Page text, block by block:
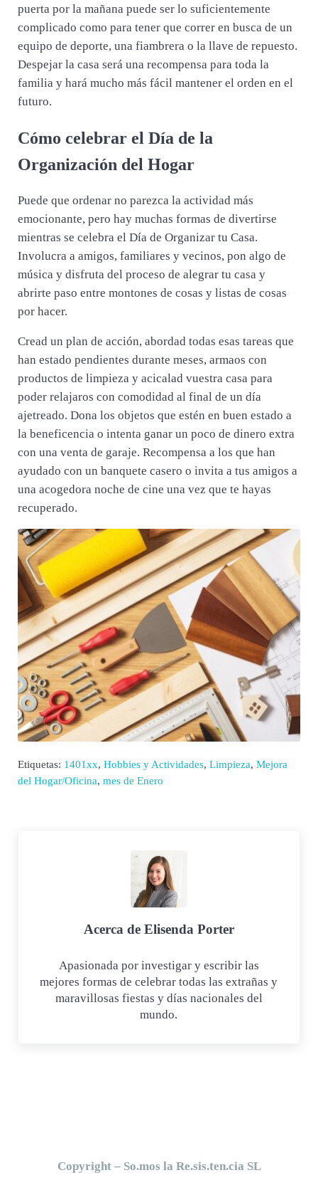
puerta por la mañana puede ser lo suficientemente
complicado como para tener que correr en busca de un
equipo de deporte, una fiambrera o la llave de repuesto.
Despejar la casa será una recompensa para toda la
familia y hará mucho más fácil mantener el orden en el
futuro.
Cómo celebrar el Día de la
Organización del Hogar
Puede que ordenar no parezca la actividad más
emocionante, pero hay muchas formas de divertirse
mientras se celebra el Día de Organizar tu Casa.
Involucra a amigos, familiares y vecinos, pon algo de
música y disfruta del proceso de alegrar tu casa y
abrirte paso entre montones de cosas y listas de cosas
por hacer.
Cread un plan de acción, abordad todas esas tareas que
han estado pendientes durante meses, armaos con
productos de limpieza y acicalad vuestra casa para
poder relajaros con comodidad al final de un día
ajetreado. Dona los objetos que estén en buen estado a
la beneficencia o intenta ganar un poco de dinero extra
con una venta de garaje. Recompensa a los que han
ayudado con un banquete casero o invita a tus amigos a
una acogedora noche de cine una vez que te hayas
recuperado.
Etiquetas: 1401xx, Hobbies y Actividades, Limpieza, Mejora
del Hogar/Oficina, mes de Enero
Acerca de Elisenda Porter
Apasionada por investigar y escribir las
mejores formas de celebrar todas las extrañas y
maravillosas fiestas y días nacionales del
mundo.
Copyright – So.mos la Re.sis.ten.cia SL